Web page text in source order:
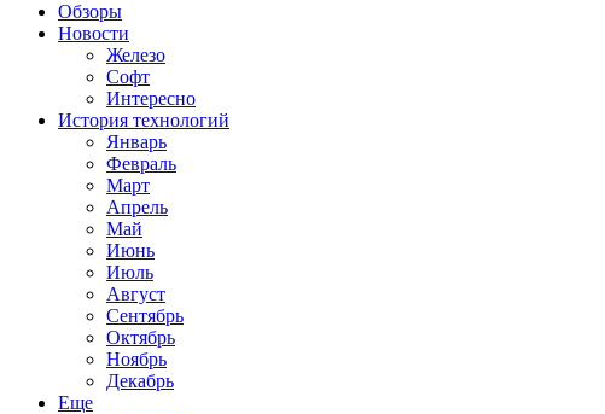
Обзоры
Новости
Железо
Софт
Интересно
История технологий
Январь
Февраль
Март
Апрель
Май
Июнь
Июль
Август
Сентябрь
Октябрь
Ноябрь
Декабрь
Еще